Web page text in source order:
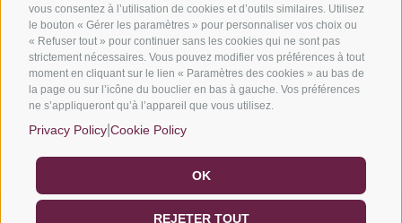
vous consentez à l’utilisation de cookies et d’outils similaires. Utilisez
le bouton « Gérer les paramètres » pour personnaliser vos choix ou
« Refuser tout » pour continuer sans les cookies qui ne sont pas
strictement nécessaires. Vous pouvez modifier vos préférences à tout
moment en cliquant sur le lien « Paramètres des cookies » au bas de
la page ou sur l’icône du bouclier en bas à gauche. Vos préférences
ne s’appliqueront qu’à l’appareil que vous utilisez.
Privacy Policy Cookie Policy
OK
REJETER TOUT
Nous sommes membres officiels de :